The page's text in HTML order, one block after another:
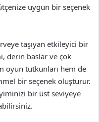
uygun bir seçenek
taşıyan etkileyici bir
derin baslar ve çok
oyun tutkunları hem de
bir seçenek oluşturur.
bir üst seviyeye